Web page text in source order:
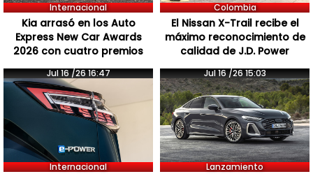
Internacional
Kia arrasó en los Auto
Express New Car Awards
2026 con cuatro premios
Colombia
El Nissan X-Trail recibe el
máximo reconocimiento de
calidad de J.D. Power
Jul 16 /26 16:47
Internacional
Jul 16 /26 15:03
Lanzamiento